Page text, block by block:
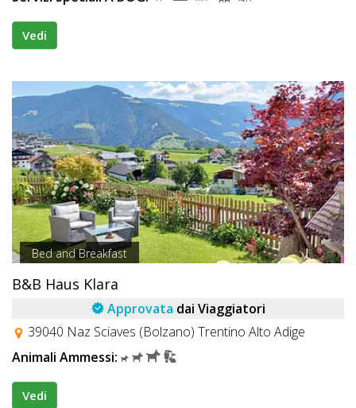
Vedi
Bed and Breakfast
B&B Haus Klara
Approvata dai Viaggiatori
39040 Naz Sciaves (Bolzano) Trentino Alto Adige
Animali Ammessi:
Vedi